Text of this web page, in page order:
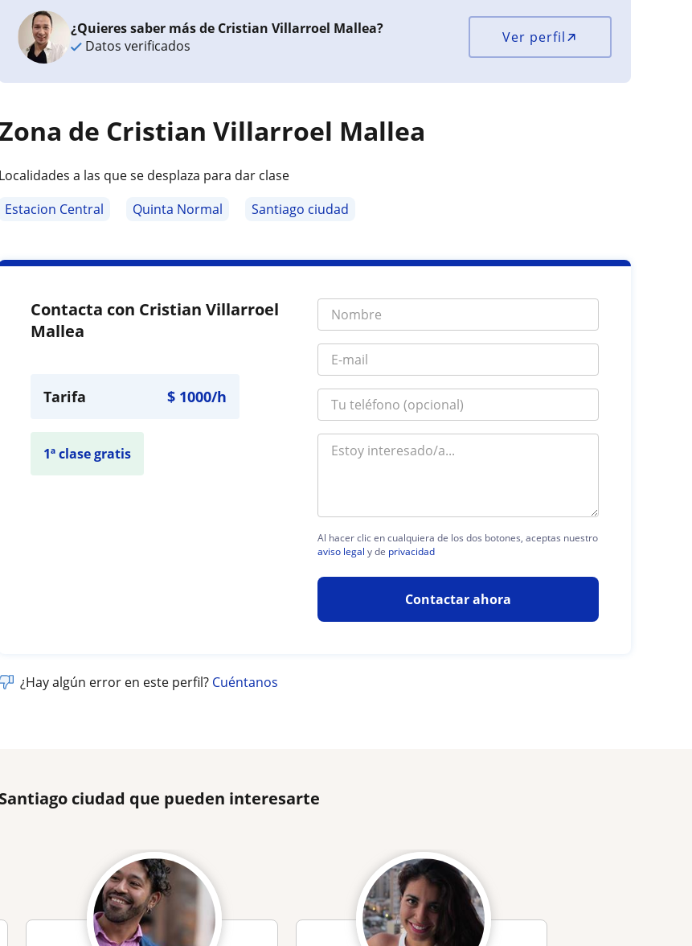
¿Quieres saber más de Cristian Villarroel Mallea?
Datos verificados
Ver perfil
de Cristian Villarroel Mallea
Localidades a las que se desplaza para dar clase
Estacion Central
Quinta Normal Santiago ciudad
Contacta con Cristian Villarroel
Mallea
Tarifa $ 1000/h
1ª clase gratis
Al hacer clic en cualquiera de los dos botones, aceptas nuestro
aviso legal y de privacidad
Contactar ahora
¿Hay algún error en este perfil? Cuéntanos
ciudad que pueden interesarte